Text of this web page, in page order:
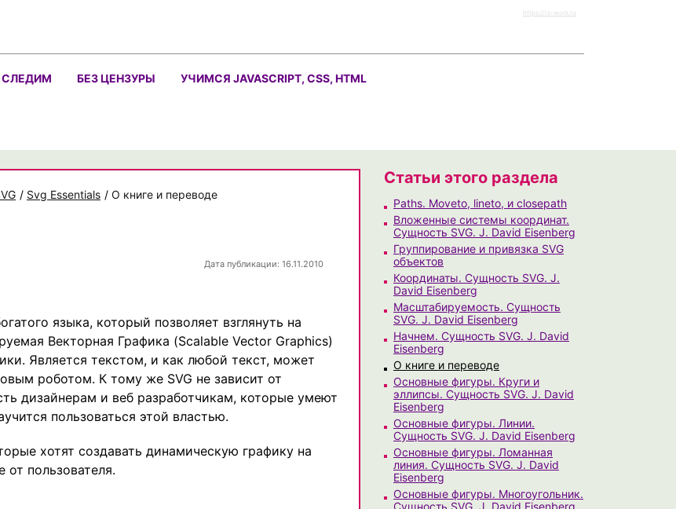
https://rz-work.ru
СЛЕДИМ БЕЗ ЦЕНЗУРЫ УЧИМСЯ JAVASCRIPT, CSS, HTML
/ Svg Essentials / О книге и переводе
Дата публикации: 16.11.2010
языка, который позволяет взглянуть на
Векторная Графика (Scalable Vector Graphics)
Является текстом, и как любой текст, может
роботом. К тому же SVG не зависит от
дизайнерам и веб разработчикам, которые умеют
пользоваться этой властью.
хотят создавать динамическую графику на
от пользователя.
Статьи этого раздела
Paths. Moveto, lineto, и closepath
Вложенные системы координат.
Сущность SVG. J. David Eisenberg
Группирование и привязка SVG
объектов
Координаты. Сущность SVG. J.
David Eisenberg
Масштабируемость. Сущность
SVG. J. David Eisenberg
Начнем. Сущность SVG. J. David
Eisenberg
О книге и переводе
Основные фигуры. Круги и
эллипсы. Сущность SVG. J. David
Eisenberg
Основные фигуры. Линии.
Сущность SVG. J. David Eisenberg
Основные фигуры. Ломанная
линия. Сущность SVG. J. David
Eisenberg
Основные фигуры. Многоугольник.
Сущность SVG. J. David Eisenberg